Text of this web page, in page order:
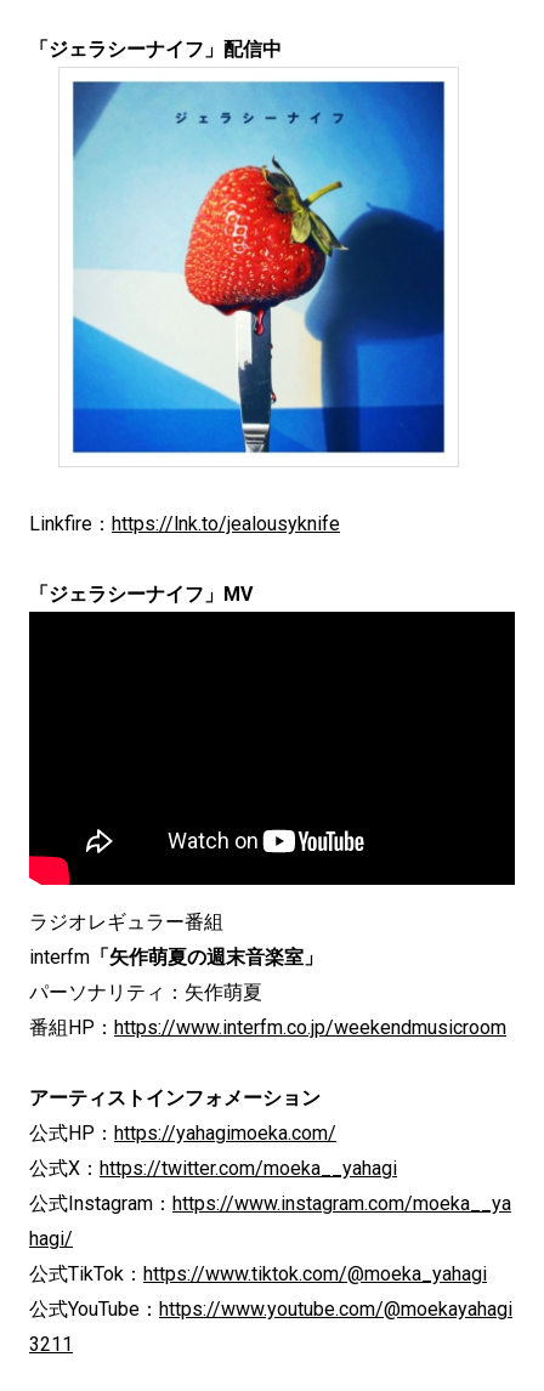
「ジェラシーナイフ」配信中
Linkfire： https://lnk.to/jealousyknife
「ジェラシーナイフ」MV
ラジオレギュラー番組
interfm 「矢作萌夏の週末音楽室」
パーソナリティ：矢作萌夏
番組HP： https://www.interfm.co.jp/weekendmusicroom
アーティストインフォメーション
公式HP： https://yahagimoeka.com/
公式X： https://twitter.com/moeka__yahagi
公式Instagram： https://www.instagram.com/moeka__ya
hagi/
公式TikTok： https://www.tiktok.com/@moeka_yahagi
公式YouTube： https://www.youtube.com/@moekayahagi
3211